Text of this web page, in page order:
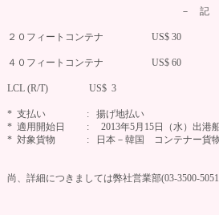
－ 記
２０フィートコンテナ US$
４０フィートコンテナ US$
LCL (R/T) US$ 3
* 支払い : 揚げ地払い
* 適用開始日 : 2013年5月15日（水）出港船
* 対象貨物 : 日本－韓国 コンテナー貨
尚、詳細につきましては弊社営業部(03-3500-
以